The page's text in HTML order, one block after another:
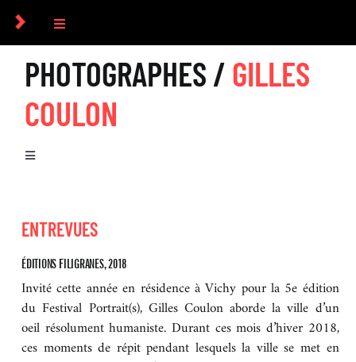
Passer
contenu
Toggle
Navigation
COLLECTIF
PHOTOGRAPHES
CULTUREL
RECHERCHE D’IMAGES
PHOTOGRAPHES / GILLES
COULON
Toggle
LIVRES
REVUE DE PRESSE
ENTREVUES
ÉDITIONS FILIGRANES, 2018
Invité cette année en résidence à Vichy pour la 5e édition
du Festival Portrait(s), Gilles Coulon aborde la ville d’un
oeil résolument humaniste. Durant ces mois d’hiver 2018,
ces moments de répit pendant lesquels la ville se met en